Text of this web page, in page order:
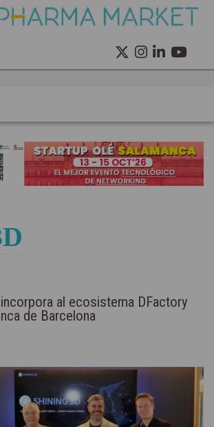
al ecosistema DFactory
de Barcelona